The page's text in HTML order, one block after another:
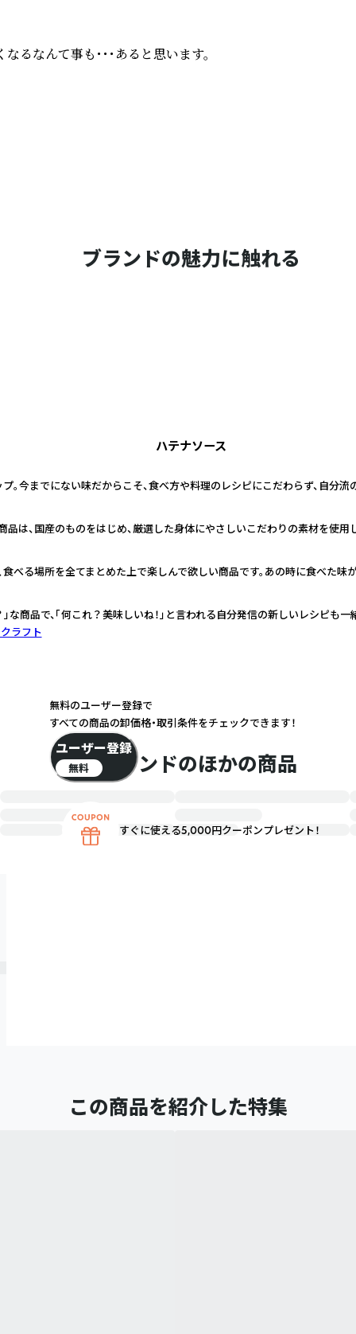
なんて事も・・・あると思います。
ブランドの魅力に触れる
ハテナソース
。今までにない味だからこそ、食べ方や料理のレシピにこだわらず、自分流
は、国産のものをはじめ、厳選した身体にやさしいこだわりの素材を使用
べる場所を全てまとめた上で楽しんで欲しい商品です。あの時に食べた味
な商品で、「何これ？美味しいね！」と言われる自分発信の新しいレシピも
ラフト
このブランドのほかの商品
この商品を紹介した特集
無料のユーザー登録で
すべての商品の卸価格・取引条件をチェックできます！
ユーザー登録
無料
すぐに使える5,000円クーポンプレゼント！